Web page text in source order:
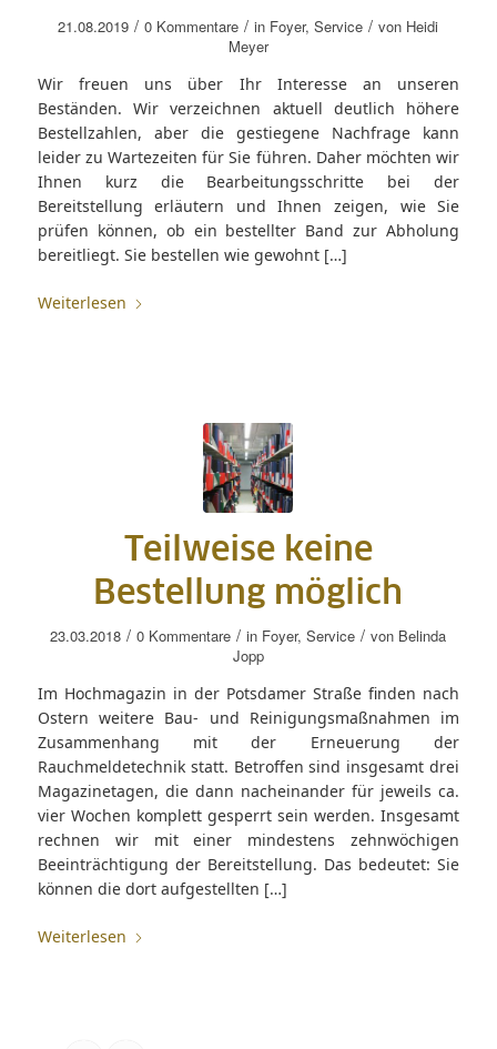
21.08.2019 / 0 Kommentare / in Foyer,Service / von Heidi
Meyer
Wir freuen uns über Ihr Interesse an unseren
Beständen. Wir verzeichnen aktuell deutlich höhere
Bestellzahlen, aber die gestiegene Nachfrage kann
leider zu Wartezeiten für Sie führen. Daher möchten wir
Ihnen kurz die Bearbeitungsschritte bei der
Bereitstellung erläutern und Ihnen zeigen, wie Sie
prüfen können, ob ein bestellter Band zur Abholung
bereitliegt. Sie bestellen wie gewohnt […]
Weiterlesen
Teilweise keine
Bestellung möglich
23.03.2018 / 0 Kommentare / in Foyer,Service / von Belinda
Jopp
Im Hochmagazin in der Potsdamer Straße finden nach
Ostern weitere Bau- und Reinigungsmaßnahmen im
Zusammenhang mit der Erneuerung der
Rauchmeldetechnik statt. Betroffen sind insgesamt drei
Magazinetagen, die dann nacheinander für jeweils ca.
vier Wochen komplett gesperrt sein werden. Insgesamt
rechnen wir mit einer mindestens zehnwöchigen
Beeinträchtigung der Bereitstellung. Das bedeutet: Sie
können die dort aufgestellten […]
Weiterlesen